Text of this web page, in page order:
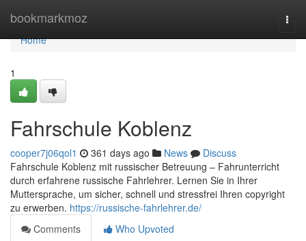
bookmarkmoz
Home
Home
1
Fahrschule Koblenz
cooper7j06qol1 361 days ago News
Discuss
Fahrschule Koblenz mit russischer Betreuung – Fahrunterricht
durch erfahrene russische Fahrlehrer. Lernen Sie in Ihrer
Muttersprache, um sicher, schnell und stressfrei Ihren copyright
zu erwerben. https://russische-fahrlehrer.de/
Comments
Who Upvoted